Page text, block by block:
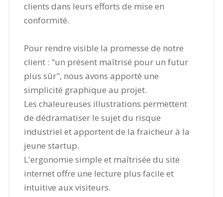
clients dans leurs efforts de mise en
conformité.
Pour rendre visible la promesse de notre
client : "un présent maîtrisé pour un futur
plus sûr", nous avons apporté une
simplicité graphique au projet.
Les chaleureuses illustrations permettent
de dédramatiser le sujet du risque
industriel et apportent de la fraicheur à la
jeune startup.
L'ergonomie simple et maîtrisée du site
internet offre une lecture plus facile et
intuitive aux visiteurs.